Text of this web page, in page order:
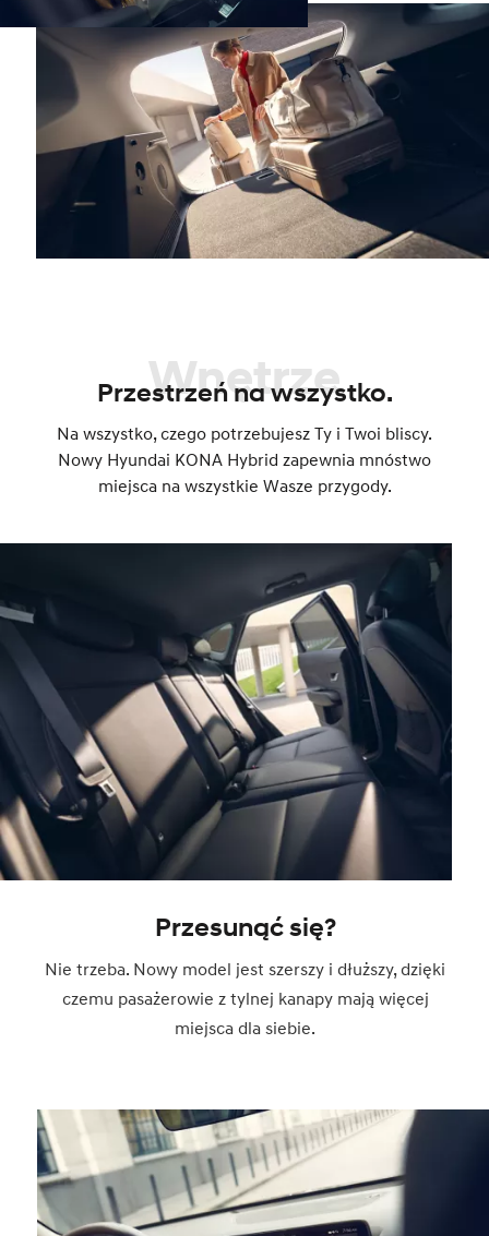
Wnętrze
Przestrzeń na wszystko.
Na wszystko, czego potrzebujesz Ty i Twoi bliscy.
Nowy Hyundai KONA Hybrid zapewnia mnóstwo
miejsca na wszystkie Wasze przygody.
Przesunąć się?
Nie trzeba. Nowy model jest szerszy i dłuższy, dzięki
czemu pasażerowie z tylnej kanapy mają więcej
miejsca dla siebie.